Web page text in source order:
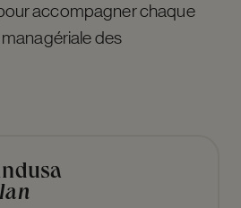
accompagner chaque
des